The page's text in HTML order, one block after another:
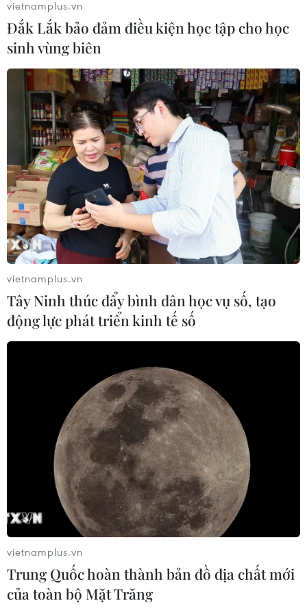
Iran
03/08/2026 06:24
Tổng thống Trump thông báo thời
điểm Mỹ nối lại đàm phán với Iran
03/08/2026 00:50
Iran và Oman sắp đạt thỏa thuận về
tuyến hàng hải mới tại eo biển
Hormuz
02/08/2026 22:47
CƠ QUAN CHỦ QUẢN: THÔNG TẤN XÃ VIỆT NAM
Tổng Biên tập: TRẦN TIẾN DUẨN
Phó Tổng Biên tập: NGUYỄN THỊ TÁM, KHÚC THANH
Sở hữu trí tuệ
Quy định sử dụng
RSS
Hỗ trợ
Ngôn ngữ
TTXVN
Dịch vụ tin
Liên hệ
vietnamplus.vn
Đắk Lắk bảo đảm điều kiện học tập cho học
sinh vùng biên
vietnamplus.vn
Tây Ninh thúc đẩy bình dân học vụ số, tạo
động lực phát triển kinh tế số
vietnamplus.vn
Trung Quốc hoàn thành bản đồ địa chất mới
của toàn bộ Mặt Trăng